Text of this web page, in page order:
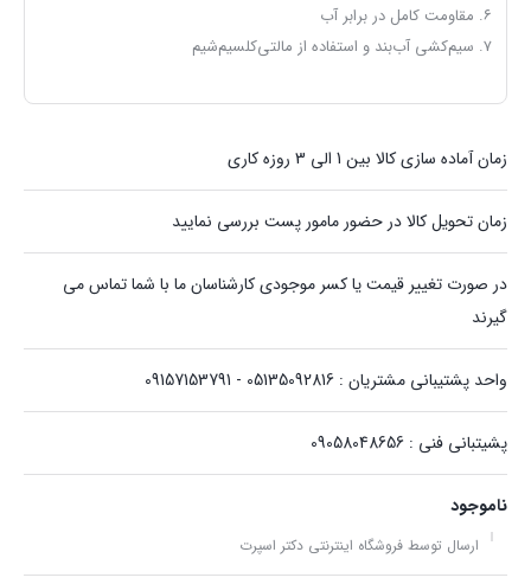
۶. مقاومت کامل در برابر آب
۷. سیم‌کشی آب‌بند و استفاده از مالتی‌کلسیم‌شیم
زمان آماده سازی کالا بین 1 الی 3 روزه کاری
زمان تحویل کالا در حضور مامور پست بررسی نمایید
در صورت تغییر قیمت یا کسر موجودی کارشناسان ما با شما تماس می
گیرند
واحد پشتیبانی مشتریان : 05135092816 - 09157153791
پشیتبانی فنی : 09058048656
ناموجود
ارسال توسط فروشگاه اینترنتی دکتر اسپرت